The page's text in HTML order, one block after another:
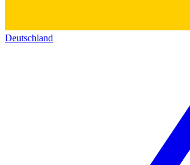
Deutschland